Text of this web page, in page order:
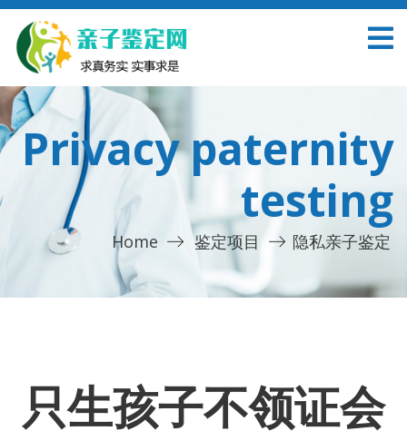
Privacy paternity
testing
Home 鉴定项目 隐私亲子鉴定
只生孩子不领证会